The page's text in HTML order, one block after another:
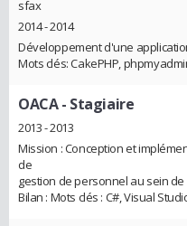
sfax
2014 - 2014
Développement d'une
Mots clés: CakePHP,
OACA- Stagiaire
2013 - 2013
Mission : Conception et
de
gestion de personnel au sein
Bilan : Mots clés : C#, Visual